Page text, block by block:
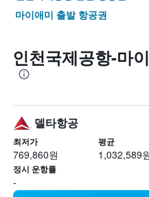
마이애미 출발 항공권
인천국제공항-마
델타항공
최저가
769,860원
평균
1,032,589
정시 운항률
-